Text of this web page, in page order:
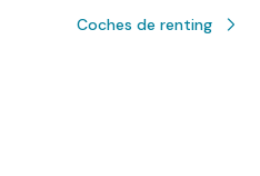
Coches de renting